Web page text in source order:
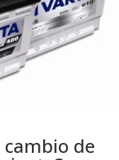
cambio de